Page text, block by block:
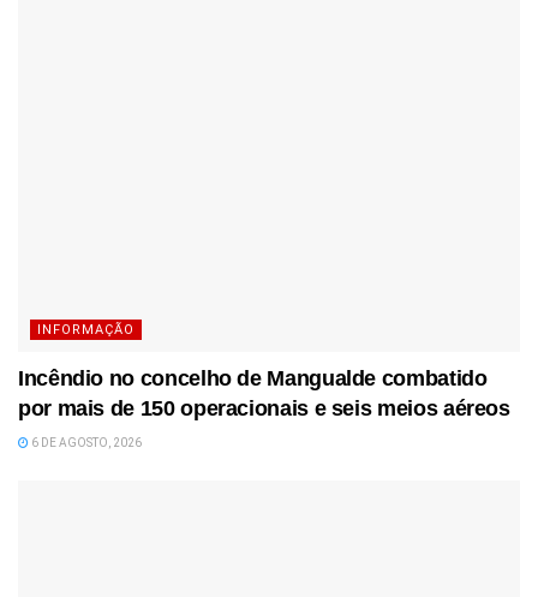
INFORMAÇÃO
Incêndio no concelho de Mangualde combatido
por mais de 150 operacionais e seis meios aéreos
6 DE AGOSTO, 2026